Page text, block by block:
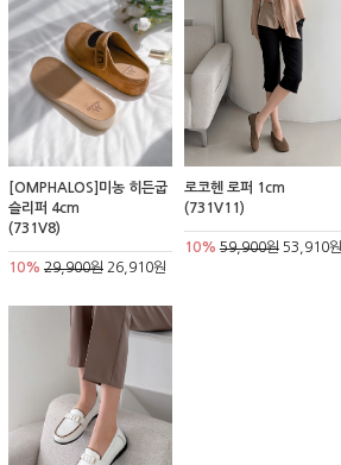
[OMPHALOS]미농 히든굽
슬리퍼 4cm
(731V8)
10% 29,900원 26,910원
로코헨 로퍼 1cm
(731V11)
10% 59,900원53,910원